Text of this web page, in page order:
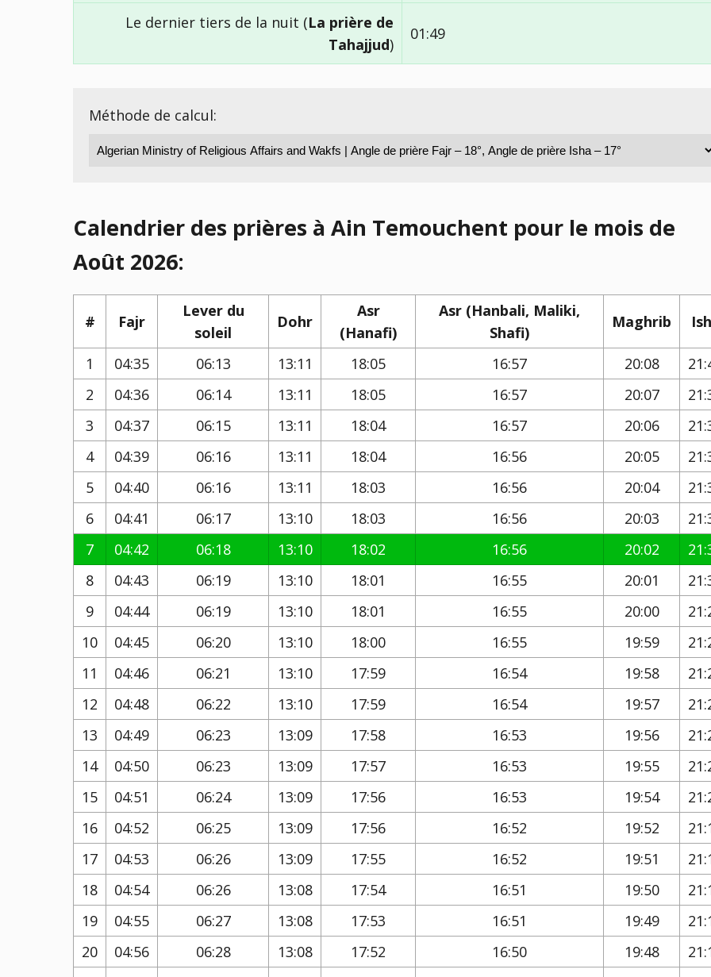
Le dernier tiers de la nuit (La prière de
Tahajjud)
01:49
Méthode de calcul:
Calendrier des prières à Ain Temouchent pour le mois de
Août 2026:
# Fajr
Lever du
soleil
Dohr
Asr
(Hanafi)
Asr (Hanbali, Maliki,
Shafi)
Maghrib
1 04:35 06:13 13:11 18:05 16:57 20:08
2
04:36 06:14 13:11 18:05 16:57 20:07
3
04:37 06:15 13:11 18:04 16:57 20:06
4
04:39 06:16 13:11 18:04 16:56 20:05
5
04:40 06:16 13:11 18:03 16:56 20:04
6
04:41 06:17 13:10 18:03 16:56 20:03
7
04:42 06:18 13:10 18:02 16:56 20:02
8
04:43 06:19 13:10 18:01 16:55 20:01
9
04:44 06:19 13:10 18:01 16:55 20:00
10
04:45 06:20 13:10 18:00 16:55 19:59
11
04:46 06:21 13:10 17:59 16:54 19:58
12
04:48 06:22 13:10 17:59 16:54 19:57
13
04:49 06:23 13:09 17:58 16:53 19:56
14
04:50 06:23 13:09 17:57 16:53 19:55
15
04:51 06:24 13:09 17:56 16:53 19:54
16
04:52 06:25 13:09 17:56 16:52 19:52
17
04:53 06:26 13:09 17:55 16:52 19:51
18
04:54 06:26 13:08 17:54 16:51 19:50
19
04:55 06:27 13:08 17:53 16:51 19:49
20
04:56 06:28 13:08 17:52 16:50 19:48